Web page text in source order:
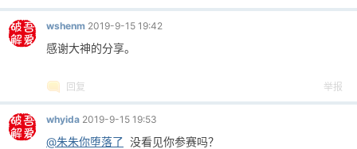
wshenm 2019-9-15 19:42
感谢大神的分享。
回复 举报
whyida 2019-9-15 19:53
@朱朱你堕落了 没看见你参赛吗？